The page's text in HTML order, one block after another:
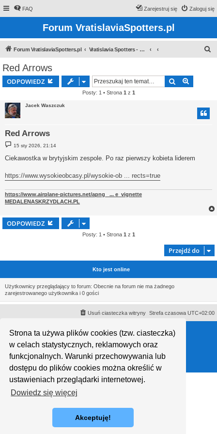
Strona ta używa plików cookies (tzw. ciasteczka)
w celach statystycznych, reklamowych oraz
funkcjonalnych. Warunki przechowywania lub
dostępu do plików cookies można określić w
ustawieniach przeglądarki internetowej.
Dowiedz się więcej
Akceptuję!
FAQ Zaloguj się
Zarejestruj się
Forum VratislaviaSpotters.pl
Forum VratislaviaSpotters.pl Vratislavia Spotters - Wroclawska grupa spotterska
Red Arrows
ODPOWIEDZ Szukaj
Posty: 1 • Strona 1 z 1
Jacek Waszczuk
Red Arrows
P
o
s
t
15 sty 2026, 21:14
Ciekawostka w brytyjskim zespole. Po raz pierwszy kobieta liderem
https://www.wysokieobcasy.pl/wysokie-ob ... rects=true
https://www.airplane-pictures.net/apng_ ... e_vignette
MEDALENASKRZYDLACH.PL
ODPOWIEDZ
Posty: 1 • Strona 1 z 1
Przejdź do
Kto jest online
Użytkownicy przeglądający to forum: Obecnie na forum nie ma żadnego
zarejestrowanego użytkownika i 0 gości
Strefa czasowa UTC+02:00
Usuń ciasteczka witryny
® Forum Software © phpBB Limited
Polski pakiet językowy dostarczaphpBB.pl